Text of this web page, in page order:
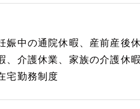
中の通院休暇、産前産後
介護休業、家族の介護休
宅勤務制度